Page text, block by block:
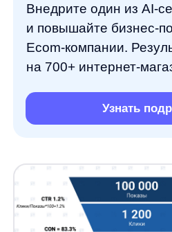
Узнать подробнее